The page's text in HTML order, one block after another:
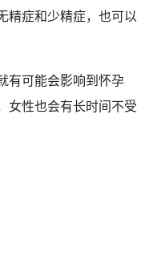
精症和少精症，也可以
有可能会影响到怀孕
女性也会有长时间不受